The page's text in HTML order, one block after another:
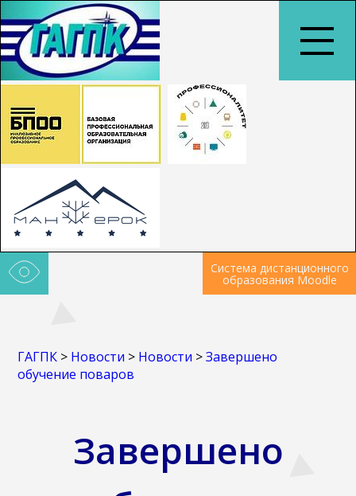
Система дистанционного
образования Moodle
ГАГПК > Новости > Новости >Завершено
обучение поваров
Завершено